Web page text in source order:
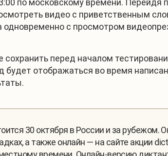
по московскому времени. Перейдя
видео с приветственным
с просмотром
перед началом
отображаться во время
30 октября в России и за рубежом.
а также онлайн — на сайте акции